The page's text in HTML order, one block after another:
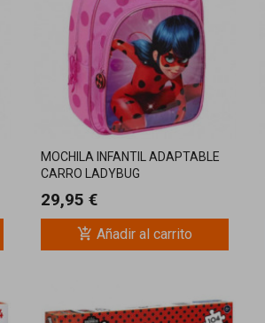
MOCHILA INFANTIL ADAPTABLE
CARRO LADYBUG
29,95 €
add_shopping_cart Añadir al carrito